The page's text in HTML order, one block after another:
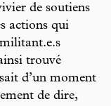
de soutiens
actions qui
trouvé
d’un moment
de dire,